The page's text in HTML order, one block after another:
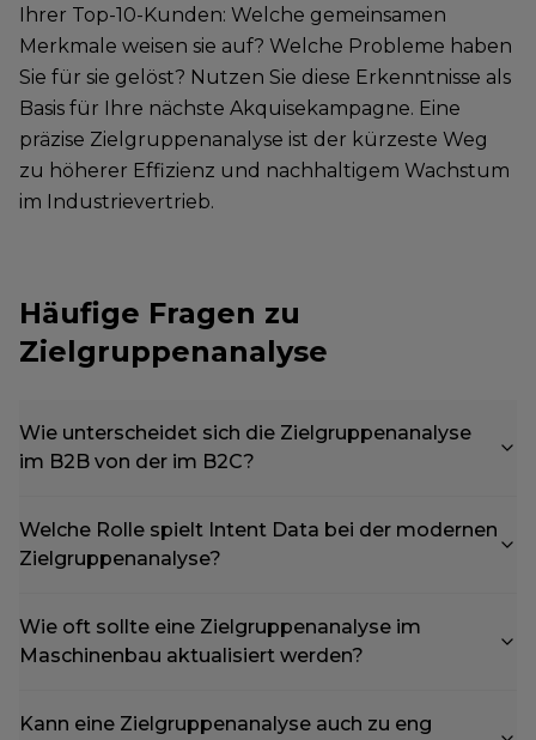
Ihrer Top-10-Kunden: Welche gemeinsamen
Merkmale weisen sie auf? Welche Probleme haben
Sie für sie gelöst? Nutzen Sie diese Erkenntnisse als
Basis für Ihre nächste Akquisekampagne. Eine
präzise Zielgruppenanalyse ist der kürzeste Weg
zu höherer Effizienz und nachhaltigem Wachstum
im Industrievertrieb.
Häufige Fragen zu
Zielgruppenanalyse
Wie unterscheidet sich die Zielgruppenanalyse
im B2B von der im B2C?
Welche Rolle spielt Intent Data bei der modernen
Zielgruppenanalyse?
Wie oft sollte eine Zielgruppenanalyse im
Maschinenbau aktualisiert werden?
Kann eine Zielgruppenanalyse auch zu eng